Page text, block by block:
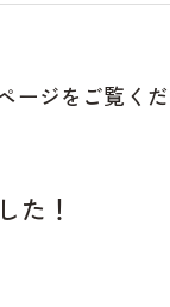
た！
ジをご覧くだ